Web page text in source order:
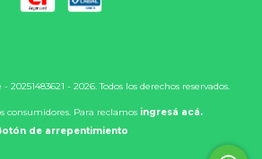
- 2026. Todos los derechos reservados.
consumidores. Para reclamos ingresá acá.
de arrepentimiento